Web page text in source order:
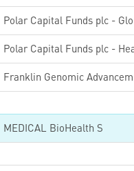
Franklin Genomic
MEDICAL BioHealth S